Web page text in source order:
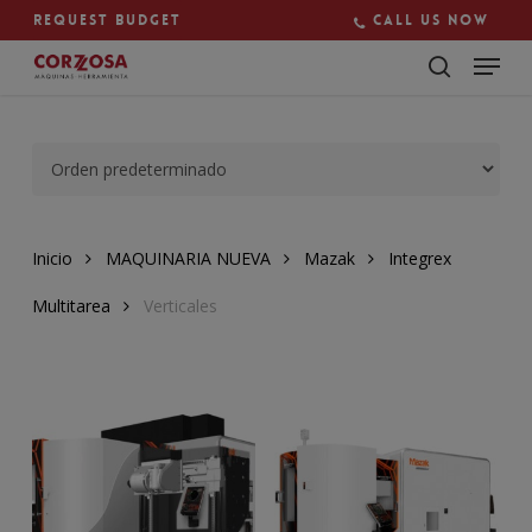
main
content
Request budget Call us now
Inicio MAQUINARIA NUEVA Mazak Integrex
Multitarea Verticales
Close